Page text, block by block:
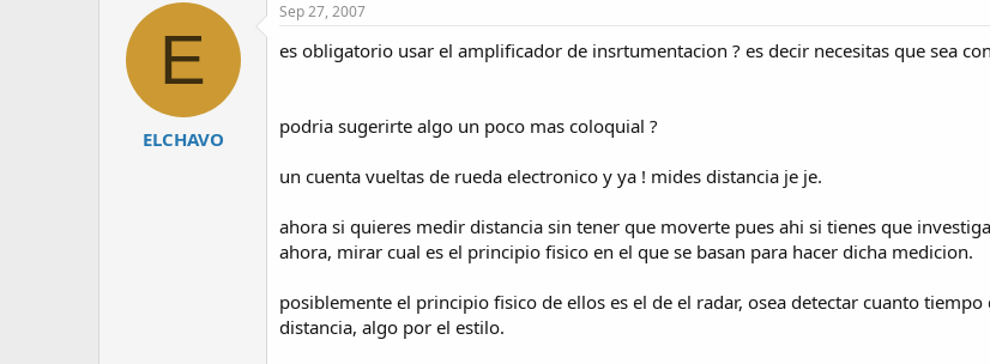
E
ELCHAVO
Sep 27, 2007
es obligatorio usar el amplificador de insrtumentacion ? es decir necesitas que sea
podria sugerirte algo un poco mas coloquial ?
un cuenta vueltas de rueda electronico y ya ! mides distancia je je.
ahora si quieres medir distancia sin tener que moverte pues ahi si tienes que
ahora, mirar cual es el principio fisico en el que se basan para hacer dicha medicion.
posiblemente el principio fisico de ellos es el de el radar, osea detectar cuanto
distancia, algo por el estilo.